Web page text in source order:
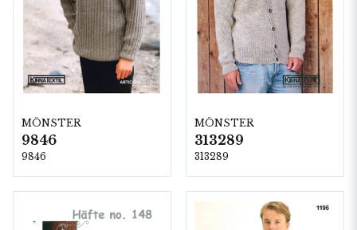
MÖNSTER
9846
9846
MÖNSTER
313289
313289